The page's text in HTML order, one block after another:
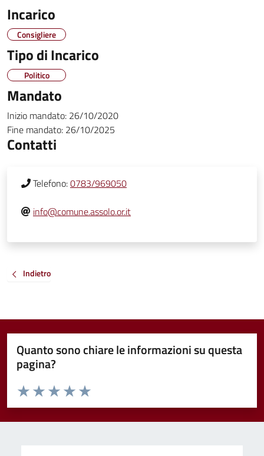
Incarico
Consigliere
Tipo di Incarico
Politico
Mandato
Inizio mandato: 26/10/2020
Fine mandato: 26/10/2025
Contatti
Telefono:0783/969050
info@comune.assolo.or.it
Indietro
Quanto sono chiare le informazioni su questa
pagina?
Valuta da 1 a 5 stelle la pagina
Valuta 5 stelle su 5
Valuta 4 stelle su 5
Valuta 3 stelle su 5
Valuta 2 stelle su 5
Valuta 1 stelle su 5